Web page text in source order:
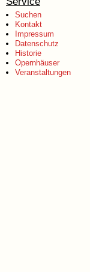
Suchen
Kontakt
Impressum
Datenschutz
Historie
Opernhäuser
Veranstaltungen